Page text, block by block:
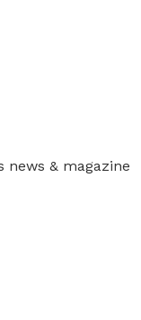
news & magazine